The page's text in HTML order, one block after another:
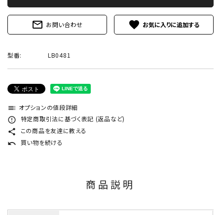
mail_outline お問い合わせ favorite
型番: LB0481
toc オプションの値段詳細
error_outline 特定商取引法に基づく表記 (返品など)
share この商品を友達に教える
undo 買い物を続ける
商品説明